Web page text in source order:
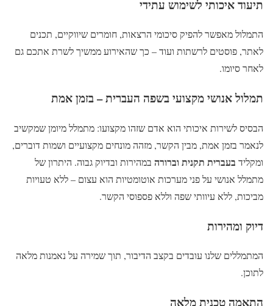
תיעוד איכותי לשימוש עתידי
התמלול מאפשר להפיק סיכומי הרצאות, חומרים שיווקיים, תכנים
לאתר, פוסטים לרשתות ועוד – כך שהאירוע ממשיך לשרת אתכם גם
לאחר סיומו.
תמלול אנושי מקצועי בשפה העברית – בזמן אמת
הבסיס לשירות איכותי הוא אדם שזהו מקצועו: מתמלל מיומן שמקשיב
לנאמר בזמן אמת, מבין הקשר, מזהה מונחים מקצועיים ושמות דוברים,
ומקליד בעברית תקנית וברורה במהירות ובדיוק גבוה. היתרון של
מתמלל אנושי על פני מערכות אוטומטיות הוא עצום – ללא טעויות
מביכות, ללא עיוותי שפה וללא פספוסי הקשר.
דיוק ומהירות
המתמללים שלנו עובדים בקצב הדיבור, תוך שמירה על נאמנות מלאה
לתוכן.
התאמה טכנית מלאה